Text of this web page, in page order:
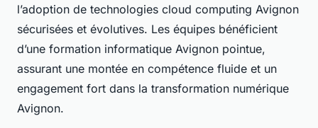
l’adoption de technologies cloud computing Avignon
sécurisées et évolutives. Les équipes bénéficient
d’une formation informatique Avignon pointue,
assurant une montée en compétence fluide et un
engagement fort dans la transformation numérique
Avignon.